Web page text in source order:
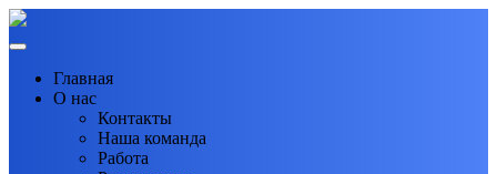
Главная
О нас
Контакты
Наша команда
Работа